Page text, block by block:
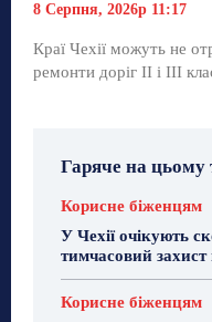
8 Серпня, 2026р 11:17
Краї Чехії можуть не
ремонти доріг II і III
Гаряче на цьому
Корисне біженцям
У Чехії очікують
тимчасовий захист
Корисне біженцям